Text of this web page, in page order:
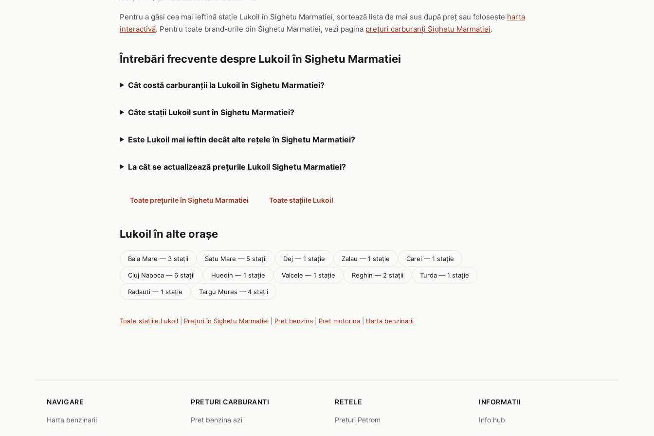
Pentru a găsi cea mai ieftină stație Lukoil în Sighetu Marmatiei, sortează lista de mai sus după preț sau folosește harta
interactivă. Pentru toate brand-urile din Sighetu Marmatiei, vezi pagina prețuri carburanți Sighetu Marmatiei.
Întrebări frecvente despre Lukoil în Sighetu Marmatiei
Cât costă carburanții la Lukoil în Sighetu Marmatiei?
Câte stații Lukoil sunt în Sighetu Marmatiei?
Este Lukoil mai ieftin decât alte rețele în Sighetu Marmatiei?
La cât se actualizează prețurile Lukoil Sighetu Marmatiei?
Toate prețurile în Sighetu Marmatiei Toate stațiile Lukoil
Lukoil în alte orașe
Baia Mare — 3 stații Satu Mare — 5 stații Dej — 1 stație Zalau — 1 stație Carei — 1 stație
Cluj Napoca — 6 stații Huedin — 1 stație Valcele — 1 stație Reghin — 2 stații Turda — 1 stație
Radauti — 1 stație Targu Mures — 4 stații
Toate stațiile Lukoil Prețuri în Sighetu Marmatiei Pret benzina Pret motorina Harta benzinarii
NAVIGARE
Harta benzinarii
PRETURI CARBURANTI
Pret benzina azi
RETELE
Preturi Petrom
INFORMATII
Info hub